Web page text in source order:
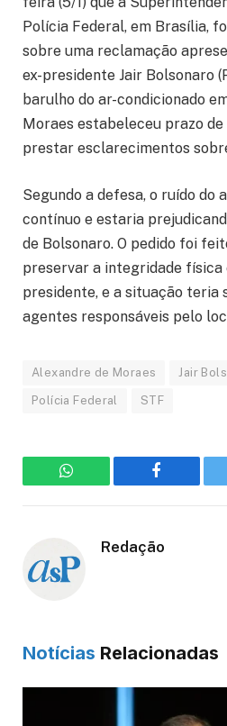
Polícia Federal, em Brasília,
sobre uma reclamação
ex-presidente Jair Bolsonaro
barulho do ar-condicionado
Moraes estabeleceu prazo
prestar esclarecimentos
Segundo a defesa, o ruído do
contínuo e estaria
de Bolsonaro. O pedido foi
preservar a integridade física
presidente, e a situação teria
agentes responsáveis pelo
Alexandre de Moraes Jair
Polícia Federal STF
WhatsApp Facebook
Redação
Notícias Relacionadas